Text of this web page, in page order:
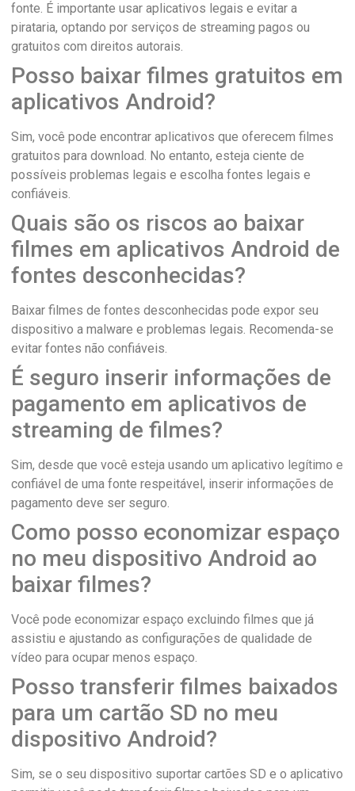
fonte. É importante usar aplicativos legais e evitar a
pirataria, optando por serviços de streaming pagos ou
gratuitos com direitos autorais.
Posso baixar filmes gratuitos em
aplicativos Android?
Sim, você pode encontrar aplicativos que oferecem filmes
gratuitos para download. No entanto, esteja ciente de
possíveis problemas legais e escolha fontes legais e
confiáveis.
Quais são os riscos ao baixar
filmes em aplicativos Android de
fontes desconhecidas?
Baixar filmes de fontes desconhecidas pode expor seu
dispositivo a malware e problemas legais. Recomenda-se
evitar fontes não confiáveis.
É seguro inserir informações de
pagamento em aplicativos de
streaming de filmes?
Sim, desde que você esteja usando um aplicativo legítimo e
confiável de uma fonte respeitável, inserir informações de
pagamento deve ser seguro.
Como posso economizar espaço
no meu dispositivo Android ao
baixar filmes?
Você pode economizar espaço excluindo filmes que já
assistiu e ajustando as configurações de qualidade de
vídeo para ocupar menos espaço.
Posso transferir filmes baixados
para um cartão SD no meu
dispositivo Android?
Sim, se o seu dispositivo suportar cartões SD e o aplicativo